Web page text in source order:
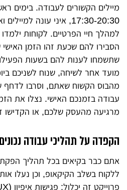
מיילים הקשורים לעבודה. בימים
17:30-20:30, איני עונה
למהלך חיי הפרטיים. לקוחות
הסבירו להם שכעת זהו הזמן
שתשמחו לענות להם בשעות
מועד אחר לשיחה, שנוח לשניכם
מהבוס הקשוח שאתם, וסרבו לדחף
עבודה בזמנכם האישי. נצלו את
מרגיעה מהעסק שלכם, או הקדישו
הקפדה על תהליכי עבודה נכונים
אתם כבר בקיאים בכל תהליך הפקת
ללקוח בשלב הקיקאופ, וכן נעלו